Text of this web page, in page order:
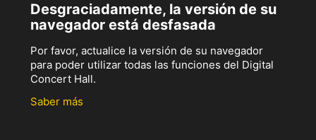
Desgraciadamente, la versión de su
navegador está desfasada
Por favor, actualice la versión de su navegador
para poder utilizar todas las funciones del Digital
Concert Hall.
Saber más